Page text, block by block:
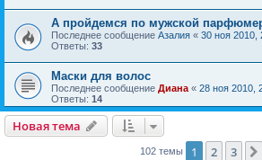
А пройдемся по мужской
Последнее сообщение Азалия « 30 ноя 2010,
Ответы: 33
Маски для волос
Последнее сообщение Диана « 28 ноя 2010,
Ответы: 14
Новая тема
102 темы 1 2 3